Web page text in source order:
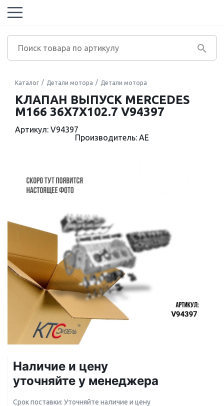
Каталог Детали мотора Детали мотора
КЛАПАН ВЫПУСК MERCEDES
M166 36X7X102.7 V94397
Артикул: V94397
Производитель: AE
Наличие и цену
уточняйте у менеджера
Срок поставки: Уточняйте наличие и цену